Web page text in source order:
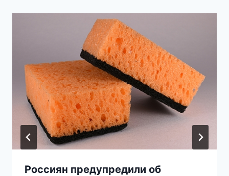
Россиян предупредили об